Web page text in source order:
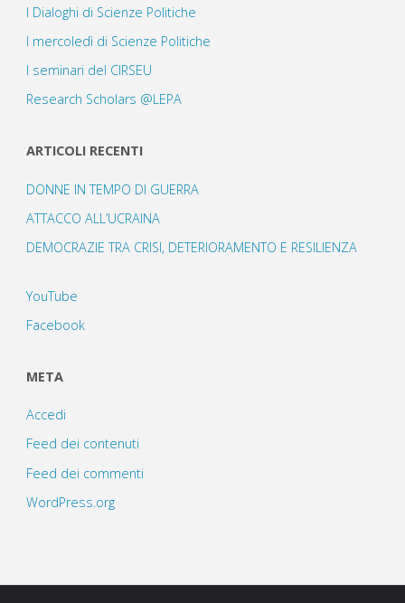
I Dialoghi di Scienze Politiche
I mercoledì di Scienze Politiche
I seminari del CIRSEU
Research Scholars @LEPA
ARTICOLI RECENTI
DONNE IN TEMPO DI GUERRA
ATTACCO ALL’UCRAINA
DEMOCRAZIE TRA CRISI, DETERIORAMENTO E RESILIENZA
YouTube
Facebook
META
Accedi
Feed dei contenuti
Feed dei commenti
WordPress.org